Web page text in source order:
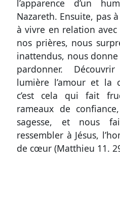
l’apparence d’un
Nazareth. Ensuite, pas
à vivre en relation
nos prières, nous
inattendus, nous donne
pardonner.
lumière l’amour et la
c’est cela qui fait
rameaux de
sagesse, et nous
ressembler à Jésus,
de cœur (Matthieu 11.
Participer
aux
coûts
du
site